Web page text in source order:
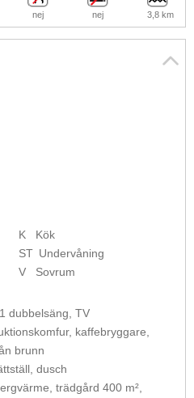
K
Kök
ST Undervåning
V
Sovrum
dubbelsäng, TV
kaffebryggare,
brunn
dusch
trädgård 400 m²,
nej nej 3,8 km